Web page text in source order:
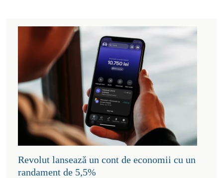
Revolut lansează un cont de economii cu un
randament de 5,5%